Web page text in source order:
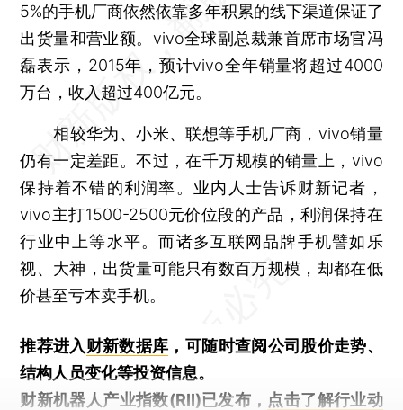
5%的手机厂商依然依靠多年积累的线下渠道保证了
出货量和营业额。vivo全球副总裁兼首席市场官冯
磊表示，2015年，预计vivo全年销量将超过4000
万台，收入超过400亿元。
相较华为、小米、联想等手机厂商，vivo销量
仍有一定差距。不过，在千万规模的销量上，vivo
保持着不错的利润率。业内人士告诉财新记者，
vivo主打1500-2500元价位段的产品，利润保持在
行业中上等水平。而诸多互联网品牌手机譬如乐
视、大神，出货量可能只有数百万规模，却都在低
价甚至亏本卖手机。
推荐进入财新数据库 ，可随时查阅公司股价走势、
结构人员变化等投资信息。
财新机器人产业指数(RII)已发布， 点击了解行业动